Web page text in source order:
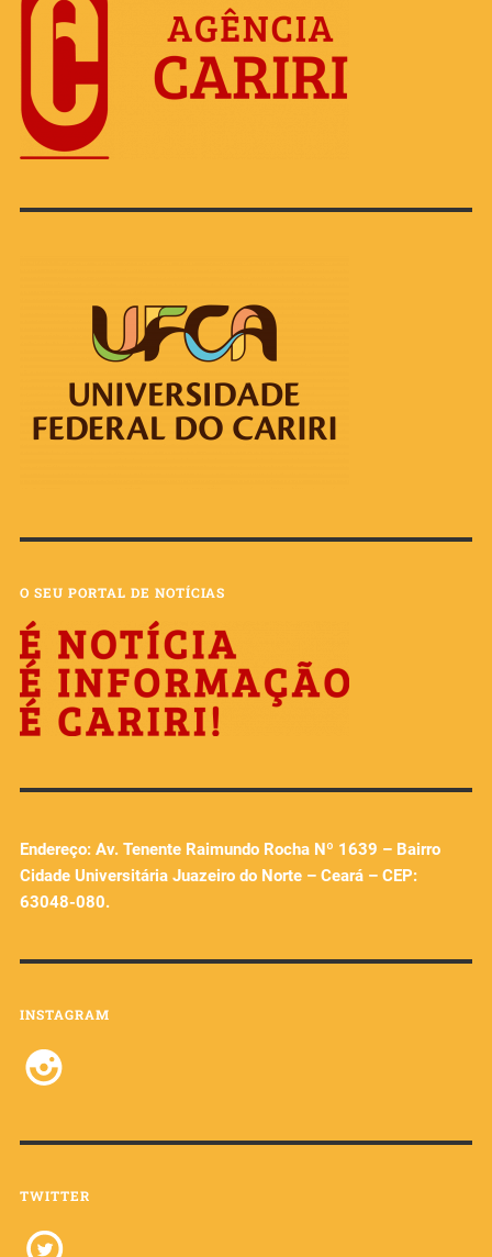
O SEU PORTAL DE NOTÍCIAS
Endereço: Av. Tenente Raimundo Rocha Nº 1639 – Bairro
Cidade Universitária Juazeiro do Norte – Ceará – CEP:
63048-080.
INSTAGRAM
TWITTER